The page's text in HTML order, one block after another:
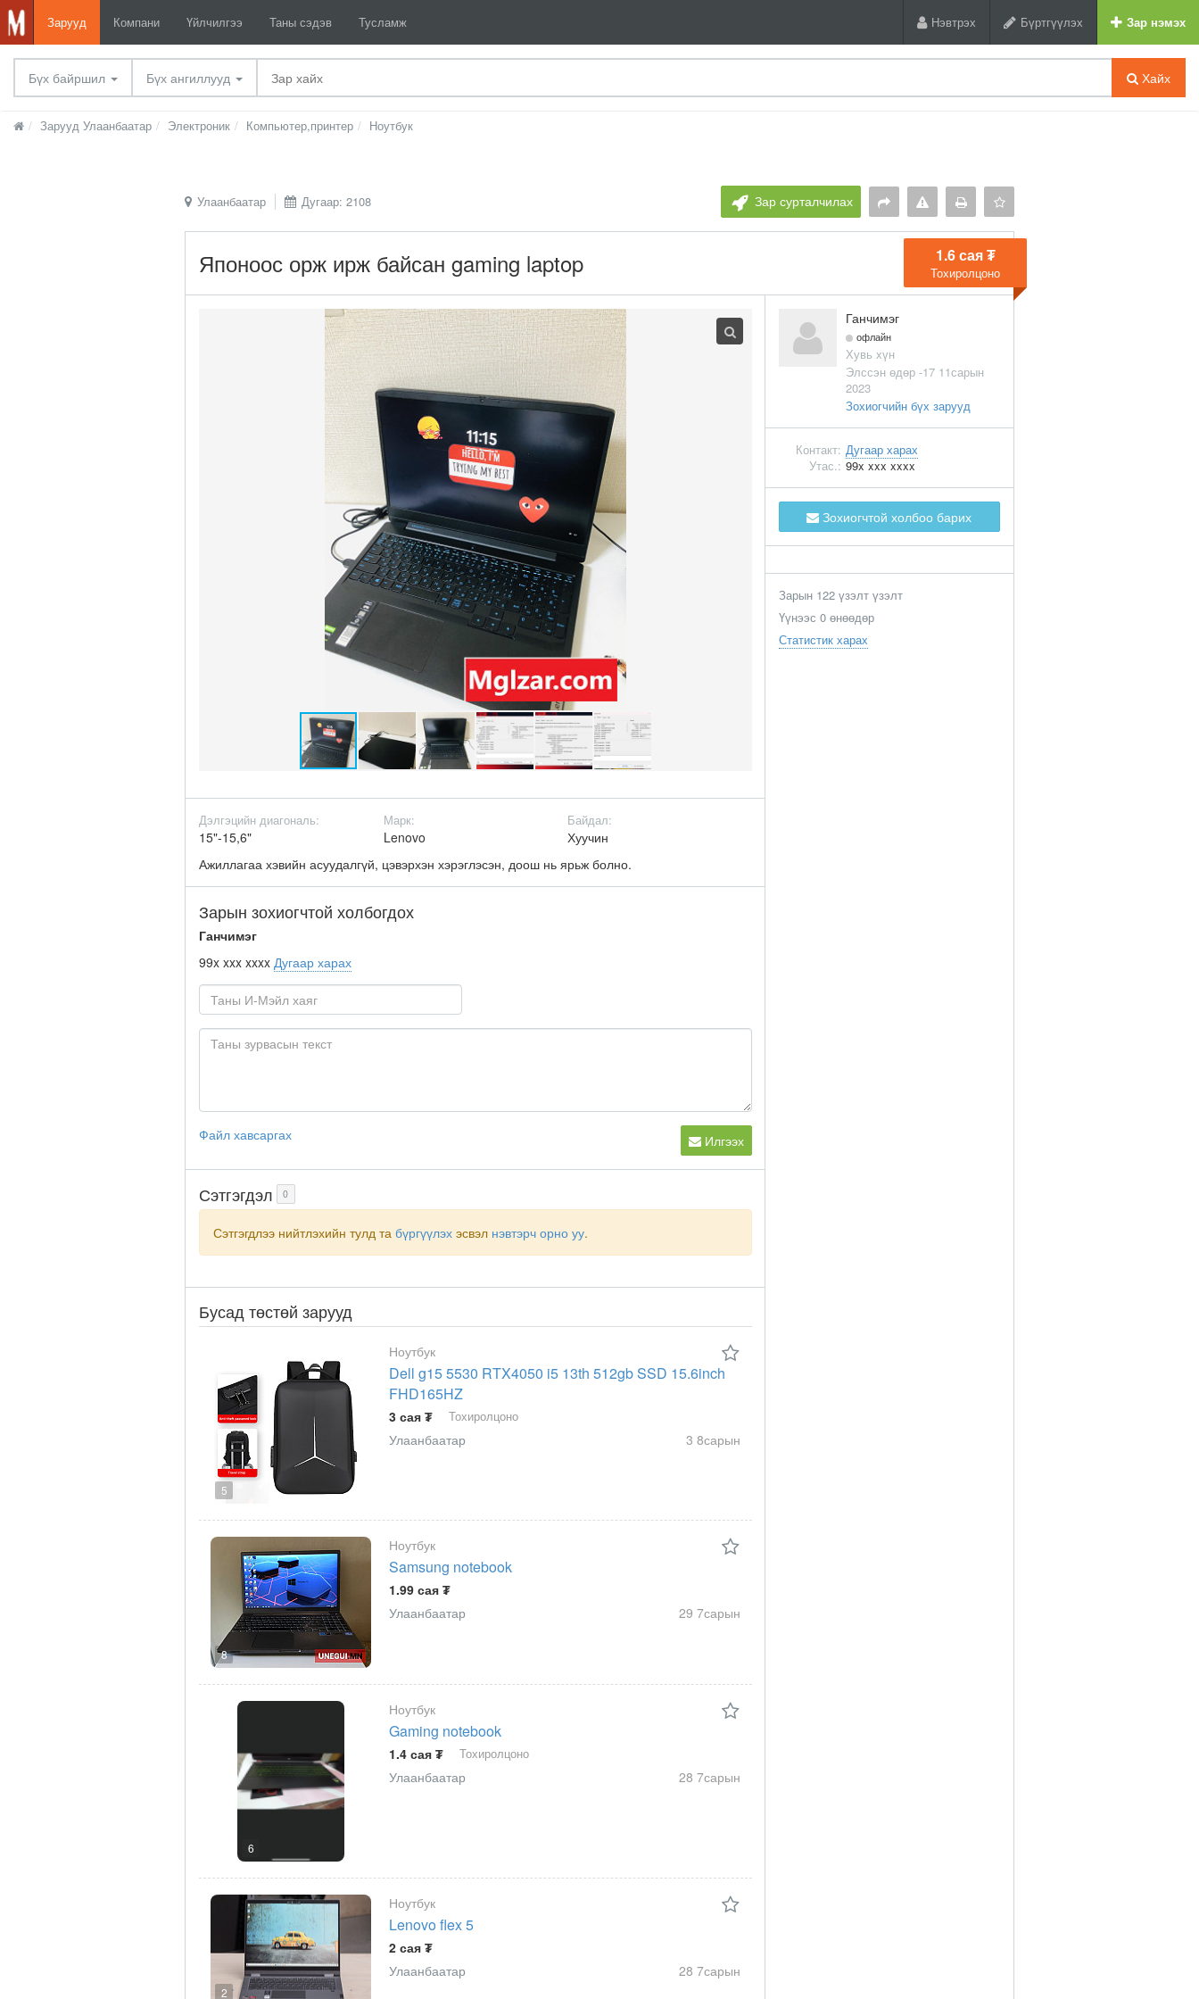
Зарууд Компани Үйлчилгээ Таны сэдэв Тусламж Нэвтрэх Бүртгүүлэх Зар нэмэх
Бүх байршил Бүх ангиллууд Хайх
Зарууд Улаанбаатар Электроник Компьютер,принтер Ноутбук
Улаанбаатар Дугаар: 2108 Зар сурталчилах
Японоос орж ирж байсан gaming laptop 1.6 сая ₮
Тохиролцоно
Дэлгэцийн диагональ:
15"-15,6"
Марк:
Lenovo
Байдал:
Хуучин
Ажиллагаа хэвийн асуудалгүй, цэвэрхэн хэрэглэсэн, доош нь ярьж болно.
Зарын зохиогчтой холбогдох
Ганчимэг
99x xxx xxxx Дугаар харах
Файл хавсаргах Илгээх
Сэтгэгдэл 0
Сэтгэгдлээ нийтлэхийн тулд та бүргүүлэх эсвэл нэвтэрч орно уу.
Бусад төстөй зарууд
5
Ноутбук
Dell g15 5530 RTX4050 i5 13th 512gb SSD 15.6inch
FHD165HZ
3 сая ₮ Тохиролцоно
Улаанбаатар 3 8сарын
8
Ноутбук
Samsung notebook
1.99 сая ₮
Улаанбаатар
29 7сарын
6
Ноутбук
Gaming notebook
1.4 сая ₮ Тохиролцоно
Улаанбаатар 28 7сарын
2
Ноутбук
Lenovo flex 5
2 сая ₮
Улаанбаатар
28 7сарын
Ганчимэг
офлайн
Хувь хүн
Элссэн өдөр -17 11сарын
2023
Зохиогчийн бүх зарууд
Контакт: Дугаар харах
Утас.: 99x xxx xxxx
Зохиогчтой холбоо барих
Зарын 122 үзэлт үзэлт
Үүнээс 0 өнөөдөр
Статистик харах